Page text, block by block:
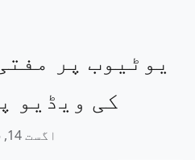
یوٹیوب پر
کی ویڈیو
اگست 14, 2025